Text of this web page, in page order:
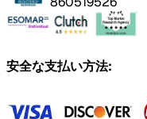
安全な支払い方法: